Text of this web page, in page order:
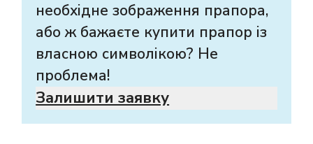
необхідне зображення прапора,
або ж бажаєте купити прапор із
власною символікою? Не
проблема!
Залишити заявку